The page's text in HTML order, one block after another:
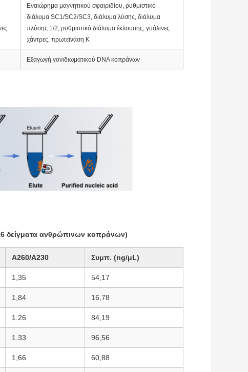
Εναιώρημα μαγνητικού σφαιριδίου, ρυθμιστικό
διάλυμα SC1/SC2/SC3, διάλυμα λύσης, διάλυμα
πλύσης 1/2, ρυθμιστικό διάλυμα έκλουσης, γυάλινες
χάντρες, πρωτεϊνάση Κ
Εξαγωγή γονιδιωματικού DNA κοπράνων
δείγματα ανθρώπινων κοπράνων)
A260/A230 Συμπ. (ng/μL)
1,35 54,17
1,84 16,78
1.26 84,19
1.33 96,56
1,66 60,88